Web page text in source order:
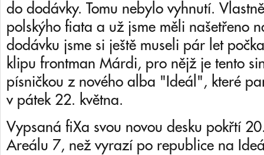
do dodávky. Tomu nebylo vyhnutí.
polskýho fiata a už jsme měli našetřeno
dodávku jsme si ještě museli pár let
klipu frontman Márdi, pro nějž je tento
písničkou z nového alba "Ideál", které
v pátek 22. května.
Vypsaná fiXa svou novou desku pokřtí
Areálu 7, než vyrazí po republice na